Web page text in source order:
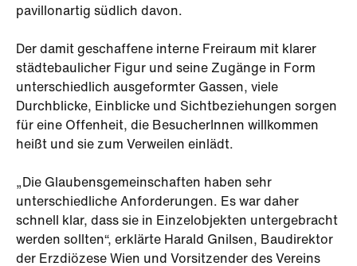
pavillonartig südlich davon.
Der damit geschaffene interne Freiraum mit klarer
städtebaulicher Figur und seine Zugänge in Form
unterschiedlich ausgeformter Gassen, viele
Durchblicke, Einblicke und Sichtbeziehungen sorgen
für eine Offenheit, die BesucherInnen willkommen
heißt und sie zum Verweilen einlädt.
„Die Glaubensgemeinschaften haben sehr
unterschiedliche Anforderungen. Es war daher
schnell klar, dass sie in Einzelobjekten untergebracht
werden sollten“, erklärte Harald Gnilsen, Baudirektor
der Erzdiözese Wien und Vorsitzender des Vereins